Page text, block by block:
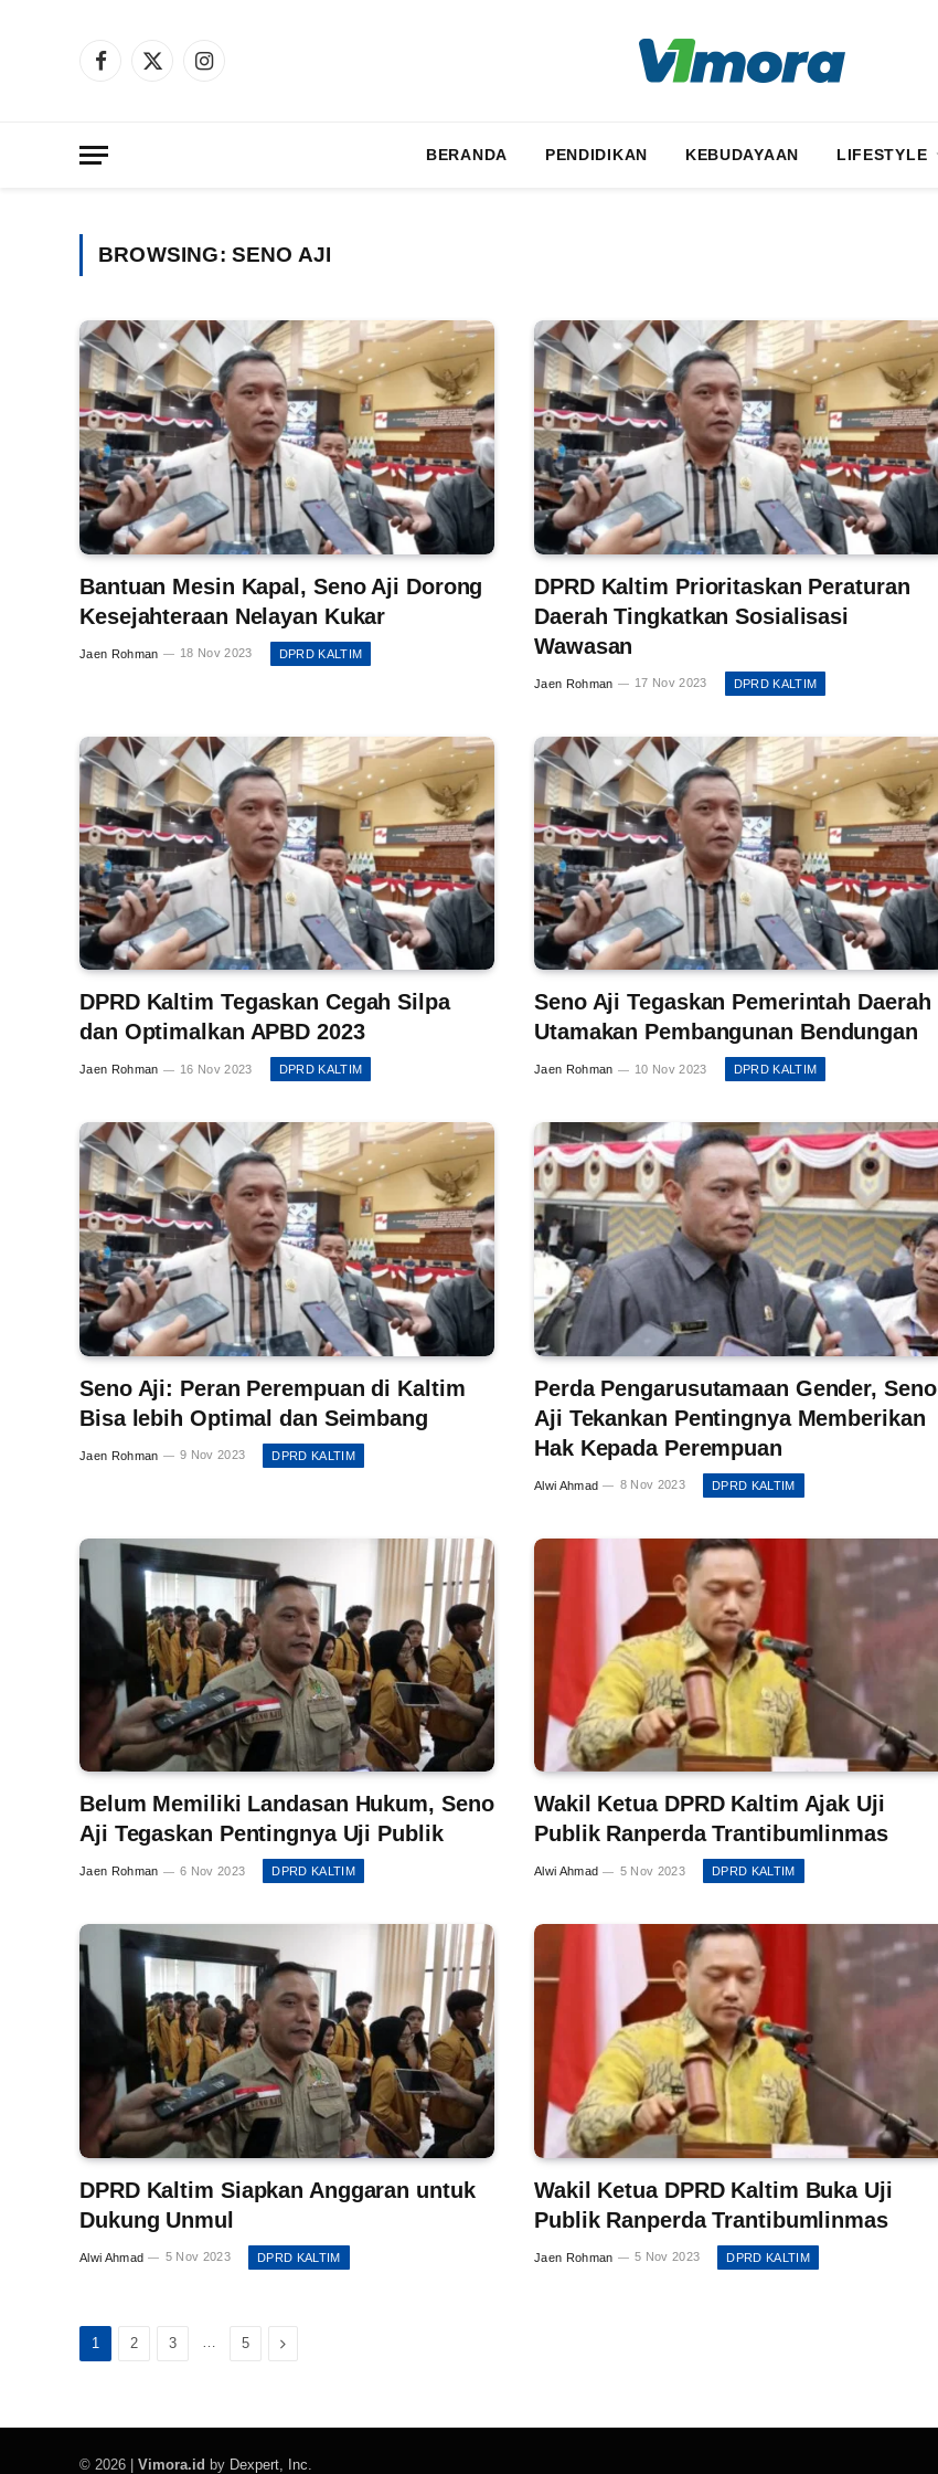
Facebook
X
Instagram
BERANDA PENDIDIKAN KEBUDAYAAN LIFESTYLE
BROWSING: SENO AJI
Bantuan Mesin Kapal, Seno Aji Dorong
Kesejahteraan Nelayan Kukar
Jaen Rohman 18 Nov 2023 DPRD KALTIM
DPRD Kaltim Prioritaskan Peraturan
Daerah Tingkatkan Sosialisasi
Wawasan
Jaen Rohman 17 Nov 2023 DPRD KALTIM
DPRD Kaltim Tegaskan Cegah Silpa
dan Optimalkan APBD 2023
Jaen Rohman 16 Nov 2023 DPRD KALTIM
Seno Aji Tegaskan Pemerintah Daerah
Utamakan Pembangunan Bendungan
Jaen Rohman 10 Nov 2023 DPRD KALTIM
Seno Aji: Peran Perempuan di Kaltim
Bisa lebih Optimal dan Seimbang
Jaen Rohman 9 Nov 2023 DPRD KALTIM
Perda Pengarusutamaan Gender, Seno
Aji Tekankan Pentingnya Memberikan
Hak Kepada Perempuan
Alwi Ahmad 8 Nov 2023 DPRD KALTIM
Belum Memiliki Landasan Hukum, Seno
Aji Tegaskan Pentingnya Uji Publik
Jaen Rohman 6 Nov 2023 DPRD KALTIM
Wakil Ketua DPRD Kaltim Ajak Uji
Publik Ranperda Trantibumlinmas
Alwi Ahmad 5 Nov 2023 DPRD KALTIM
DPRD Kaltim Siapkan Anggaran untuk
Dukung Unmul
Alwi Ahmad 5 Nov 2023 DPRD KALTIM
Wakil Ketua DPRD Kaltim Buka Uji
Publik Ranperda Trantibumlinmas
Jaen Rohman 5 Nov 2023 DPRD KALTIM
1 2 3 5 Next
© 2026 | Vimora.id by Dexpert, Inc